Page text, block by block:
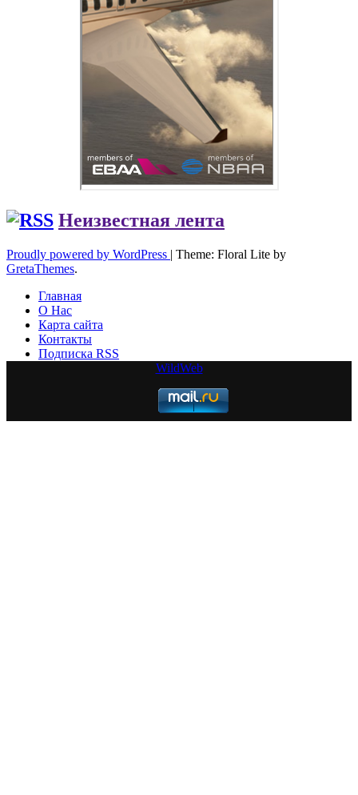
Неизвестная лента
Proudly powered by WordPress | Theme: Floral Lite by
GretaThemes.
Главная
О Нас
Карта сайта
Контакты
Подписка RSS
WildWeb